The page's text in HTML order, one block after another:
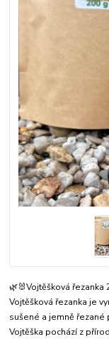
🌿🐰Vojtěšková
Vojtěšková řezanka je
sušené a jemně
Vojtěška pochází z